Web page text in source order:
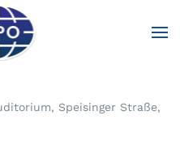
Speisinger Straße,